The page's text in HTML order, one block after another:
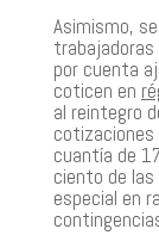
Asimismo,
por cuenta
coticen en
al reintegro
cotizaciones
cuantía de
ciento de
especial en